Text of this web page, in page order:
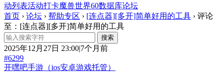
动列表活动打卡魔兽世界60数据库论坛
首页 › 论坛 › 帮助专区 › [连点器][多开]简单好用的工具 › 评论
至：[连点器][多开]简单好用的工具
2025年12月27日 23:00|7个月前
#6299
开嘿吧手游（ios安卓游戏托管）